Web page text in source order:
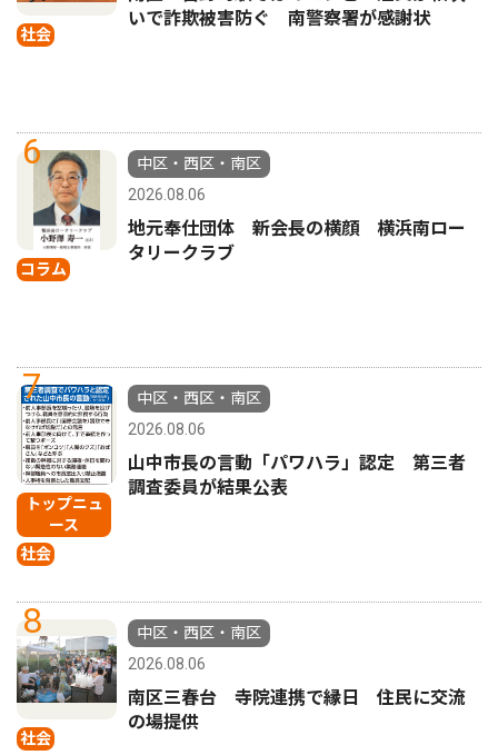
社会
いで詐欺被害防ぐ 南警察署が感謝状
6
コラム
中区・西区・南区
2026.08.06
地元奉仕団体 新会長の横顔 横浜南ロー
タリークラブ
7
トップニュ
ース
社会
中区・西区・南区
2026.08.06
山中市長の言動「パワハラ」認定 第三者
調査委員が結果公表
8
社会
中区・西区・南区
2026.08.06
南区三春台 寺院連携で縁日 住民に交流
の場提供